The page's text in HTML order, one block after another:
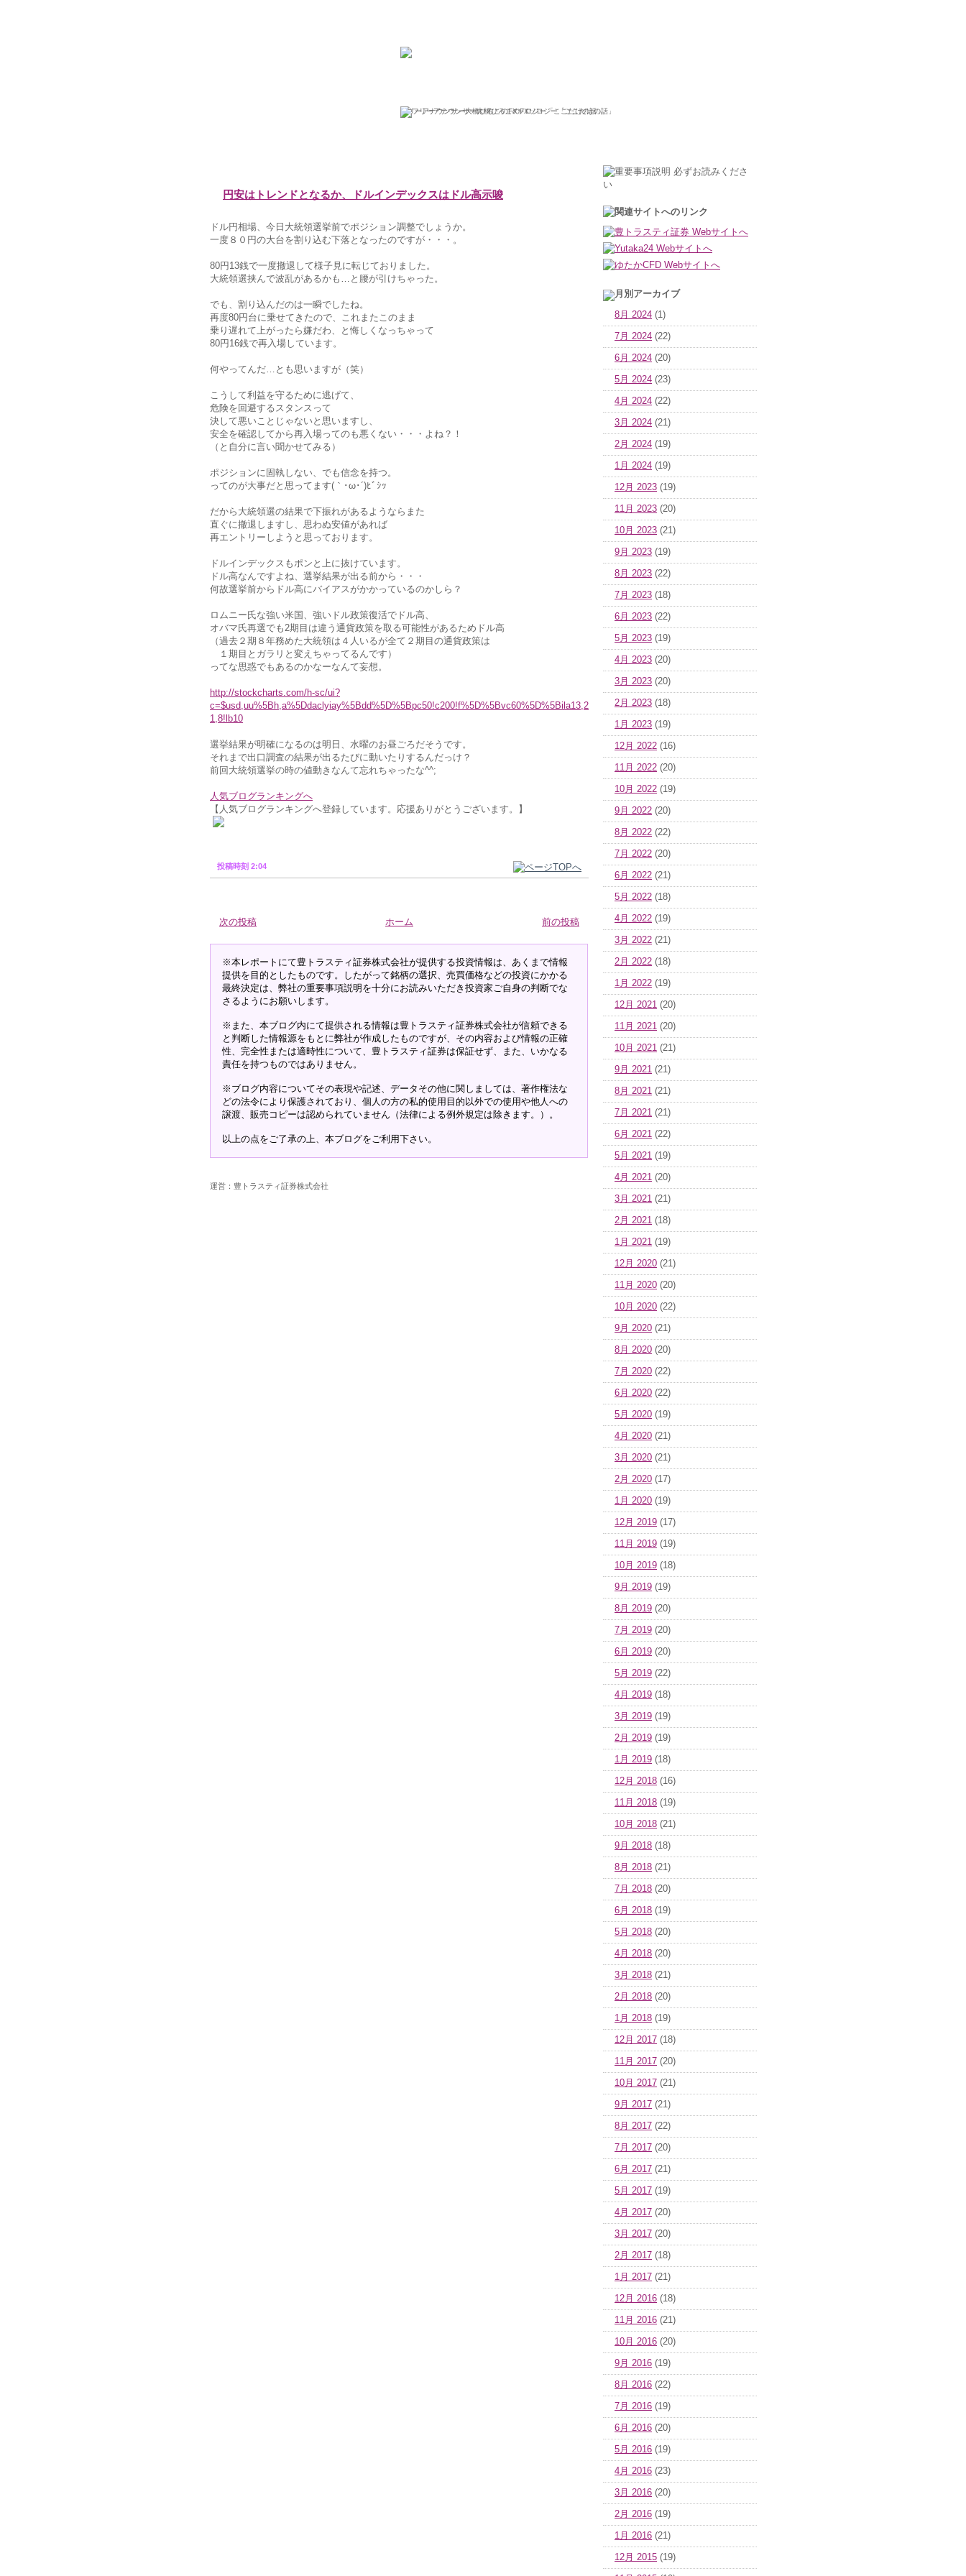
ひろこの“ボラタイル”な日々
フリーアナウンサー大橋ひろこのFXソロジー「ここだけの話」
円安はトレンドとなるか、ドルインデックスはドル高示唆
ドル円相場、今日大統領選挙前でポジション調整でしょうか。
一度８０円の大台を割り込む下落となったのですが・・・。
80円13銭で一度撤退して様子見に転じておりました。
大統領選挟んで波乱があるかも…と腰が引けちゃった。
でも、割り込んだのは一瞬でしたね。
再度80円台に乗せてきたので、これまたこのまま
乗り遅れて上がったら嫌だわ、と悔しくなっちゃって
80円16銭で再入場しています。
何やってんだ…とも思いますが（笑）
こうして利益を守るために逃げて、
危険を回避するスタンスって
決して悪いことじゃないと思いますし、
安全を確認してから再入場ってのも悪くない・・・よね？！
（と自分に言い聞かせてみる）
ポジションに固執しない、でも信念を持つ。
ってのが大事だと思ってます(｀･ω･´)ﾋﾞｼｯ
だから大統領選の結果で下振れがあるようならまた
直ぐに撤退しますし、思わぬ安値があれば
再エントリーしようと思っております。
ドルインデックスもポンと上に抜けています。
ドル高なんですよね、選挙結果が出る前から・・・
何故選挙前からドル高にバイアスがかかっているのかしら？
ロムニー氏な強い米国、強いドル政策復活でドル高、
オバマ氏再選でも2期目は違う通貨政策を取る可能性があるためドル高
（過去２期８年務めた大統領は４人いるが全て２期目の通貨政策は
１期目とガラリと変えちゃってるんです）
ってな思惑でもあるのかなーなんて妄想。
http://stockcharts.com/h-sc/ui?
c=$usd,uu%5Bh,a%5Ddaclyiay%5Bdd%5D%5Bpc50!c200!f%5D%5Bvc60%5D%5Bila13,2
1,8!lb10
選挙結果が明確になるのは明日、水曜のお昼ごろだそうです。
それまで出口調査の結果が出るたびに動いたりするんだっけ？
前回大統領選挙の時の値動きなんて忘れちゃったな^^;
人気ブログランキングへ
【人気ブログランキングへ登録しています。応援ありがとうございます。】
投稿時刻 2:04
次の投稿 前の投稿
ホーム
※本レポートにて豊トラスティ証券株式会社が提供する投資情報は、あくまで情報
提供を目的としたものです。したがって銘柄の選択、売買価格などの投資にかかる
最終決定は、弊社の重要事項説明を十分にお読みいただき投資家ご自身の判断でな
さるようにお願いします。
※また、本ブログ内にて提供される情報は豊トラスティ証券株式会社が信頼できる
と判断した情報源をもとに弊社が作成したものですが、その内容および情報の正確
性、完全性または適時性について、豊トラスティ証券は保証せず、また、いかなる
責任を持つものではありません。
※ブログ内容についてその表現や記述、データその他に関しましては、著作権法な
どの法令により保護されており、個人の方の私的使用目的以外での使用や他人への
譲渡、販売コピーは認められていません（法律による例外規定は除きます。）。
以上の点をご了承の上、本ブログをご利用下さい。
運営：豊トラスティ証券株式会社
8月 2024 (1)
7月 2024 (22)
6月 2024 (20)
5月 2024 (23)
4月 2024 (22)
3月 2024 (21)
2月 2024 (19)
1月 2024 (19)
12月 2023 (19)
11月 2023 (20)
10月 2023 (21)
9月 2023 (19)
8月 2023 (22)
7月 2023 (18)
6月 2023 (22)
5月 2023 (19)
4月 2023 (20)
3月 2023 (20)
2月 2023 (18)
1月 2023 (19)
12月 2022 (16)
11月 2022 (20)
10月 2022 (19)
9月 2022 (20)
8月 2022 (22)
7月 2022 (20)
6月 2022 (21)
5月 2022 (18)
4月 2022 (19)
3月 2022 (21)
2月 2022 (18)
1月 2022 (19)
12月 2021 (20)
11月 2021 (20)
10月 2021 (21)
9月 2021 (21)
8月 2021 (21)
7月 2021 (21)
6月 2021 (22)
5月 2021 (19)
4月 2021 (20)
3月 2021 (21)
2月 2021 (18)
1月 2021 (19)
12月 2020 (21)
11月 2020 (20)
10月 2020 (22)
9月 2020 (21)
8月 2020 (20)
7月 2020 (22)
6月 2020 (22)
5月 2020 (19)
4月 2020 (21)
3月 2020 (21)
2月 2020 (17)
1月 2020 (19)
12月 2019 (17)
11月 2019 (19)
10月 2019 (18)
9月 2019 (19)
8月 2019 (20)
7月 2019 (20)
6月 2019 (20)
5月 2019 (22)
4月 2019 (18)
3月 2019 (19)
2月 2019 (19)
1月 2019 (18)
12月 2018 (16)
11月 2018 (19)
10月 2018 (21)
9月 2018 (18)
8月 2018 (21)
7月 2018 (20)
6月 2018 (19)
5月 2018 (20)
4月 2018 (20)
3月 2018 (21)
2月 2018 (20)
1月 2018 (19)
12月 2017 (18)
11月 2017 (20)
10月 2017 (21)
9月 2017 (21)
8月 2017 (22)
7月 2017 (20)
6月 2017 (21)
5月 2017 (19)
4月 2017 (20)
3月 2017 (20)
2月 2017 (18)
1月 2017 (21)
12月 2016 (18)
11月 2016 (21)
10月 2016 (20)
9月 2016 (19)
8月 2016 (22)
7月 2016 (19)
6月 2016 (20)
5月 2016 (19)
4月 2016 (23)
3月 2016 (20)
2月 2016 (19)
1月 2016 (21)
12月 2015 (19)